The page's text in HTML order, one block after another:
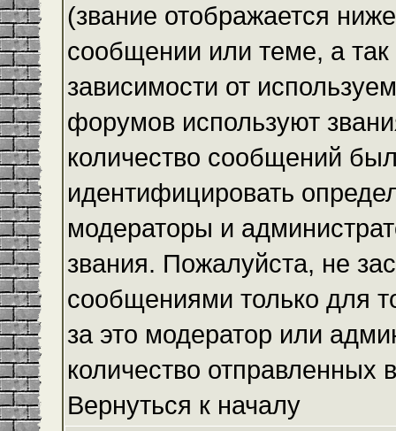
(звание отображается
сообщении или теме, а
зависимости от
форумов используют
количество сообщений
идентифицировать
модераторы и
звания. Пожалуйста, не
сообщениями только для
за это модератор или
количество
Вернуться к началу